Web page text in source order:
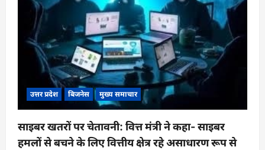
उत्तर प्रदेश बिजनेस मुख्य समाचार
साइबर खतरों पर चेतावनी: वित्त मंत्री ने कहा- साइबर
हमलों से बचने के लिए वित्तीय क्षेत्र रहे असाधारण रूप से